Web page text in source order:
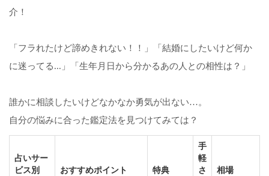
介！
「フラれたけど諦めきれない！！」「結婚にしたいけど何か
に迷ってる...」「生年月日から分かるあの人との相性は？」
誰かに相談したいけどなかなか勇気が出ない…。
自分の悩みに合った鑑定法を見つけてみては？
占いサー
ビス別
おすすめポイント 特典
手
軽
さ
相場